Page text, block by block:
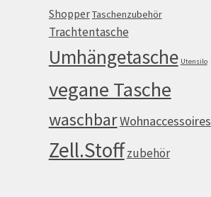
ShopperTaschenzubehör
Trachtentasche
Umhängetasche Utensilo
vegane Tasche
waschbarWohnaccessoires
Zell.Stoffzubehör